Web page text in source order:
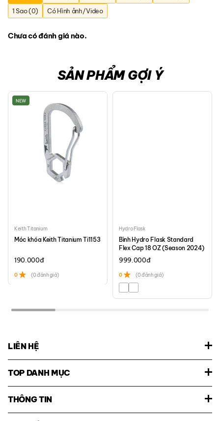
1 Sao (0)
Có Hình ảnh/Video
Chưa có đánh giá nào.
SẢN PHẨM GỢI Ý
NEW
Keith Titanium
Móc khóa Keith Titanium Ti1153
190.000đ
0 (0 đánh giá)
Hydro Flask
Bình Hydro Flask Standard
Flex Cap 18 OZ (Season 2024)
999.000đ
0 (0 đánh giá)
LIÊN HỆ
TOP DANH MỤC
THÔNG TIN